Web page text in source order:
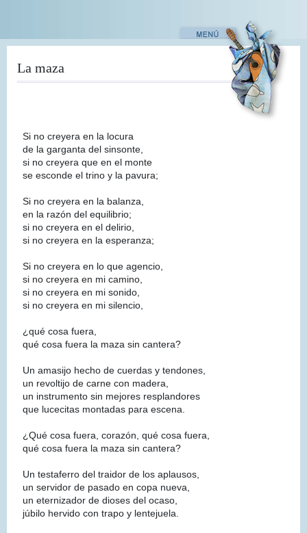
contenido
La maza
Si no creyera en la locura
de la garganta del sinsonte,
si no creyera que en el monte
se esconde el trino y la pavura;
Si no creyera en la balanza,
en la razón del equilibrio;
si no creyera en el delirio,
si no creyera en la esperanza;
Si no creyera en lo que agencio,
si no creyera en mi camino,
si no creyera en mi sonido,
si no creyera en mi silencio,
¿qué cosa fuera,
qué cosa fuera la maza sin cantera?
Un amasijo hecho de cuerdas y tendones,
un revoltijo de carne con madera,
un instrumento sin mejores resplandores
que lucecitas montadas para escena.
¿Qué cosa fuera, corazón, qué cosa fuera,
qué cosa fuera la maza sin cantera?
Un testaferro del traidor de los aplausos,
un servidor de pasado en copa nueva,
un eternizador de dioses del ocaso,
júbilo hervido con trapo y lentejuela.